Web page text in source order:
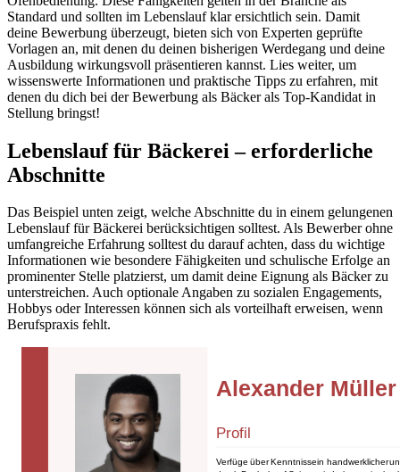
Standard und sollten im Lebenslauf klar ersichtlich sein. Damit
deine Bewerbung überzeugt, bieten sich von Experten geprüfte
Vorlagen an, mit denen du deinen bisherigen Werdegang und deine
Ausbildung wirkungsvoll präsentieren kannst. Lies weiter, um
wissenswerte Informationen und praktische Tipps zu erfahren, mit
denen du dich bei der Bewerbung als Bäcker als Top-Kandidat in
Stellung bringst!
Lebenslauf für Bäckerei – erforderliche
Abschnitte
Das Beispiel unten zeigt, welche Abschnitte du in einem gelungenen
Lebenslauf für Bäckerei berücksichtigen solltest. Als Bewerber ohne
umfangreiche Erfahrung solltest du darauf achten, dass du wichtige
Informationen wie besondere Fähigkeiten und schulische Erfolge an
prominenter Stelle platzierst, um damit deine Eignung als Bäcker zu
unterstreichen. Auch optionale Angaben zu sozialen Engagements,
Hobbys oder Interessen können sich als vorteilhaft erweisen, wenn
Berufspraxis fehlt.